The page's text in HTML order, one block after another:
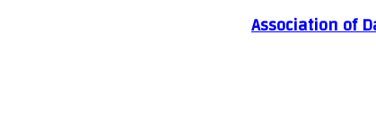
Association of